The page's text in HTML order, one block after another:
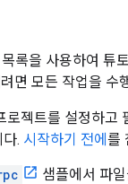
록을 사용하여 튜
면 모든 작업을 수
젝트를 설정하고
. 시작하기 전에 를
샘플에서 파